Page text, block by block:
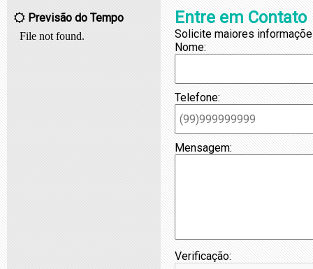
Previsão do Tempo Entre em Contato
Solicite maiores
Nome:
Telefone:
Mensagem:
Verificação: